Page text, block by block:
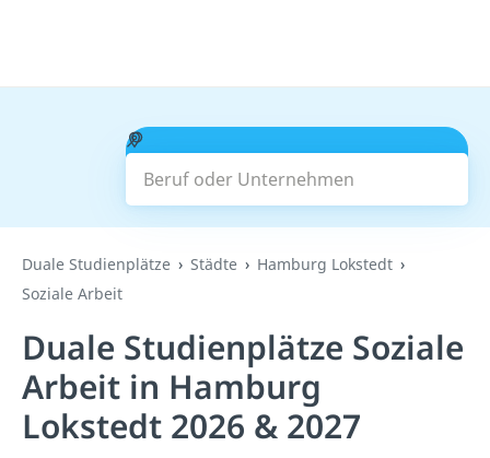
Beruf oder Unternehmen
Suchen
Duale Studienplätze Städte
Hamburg Lokstedt
Soziale Arbeit
Duale Studienplätze Soziale
Arbeit in Hamburg
Lokstedt 2026 & 2027